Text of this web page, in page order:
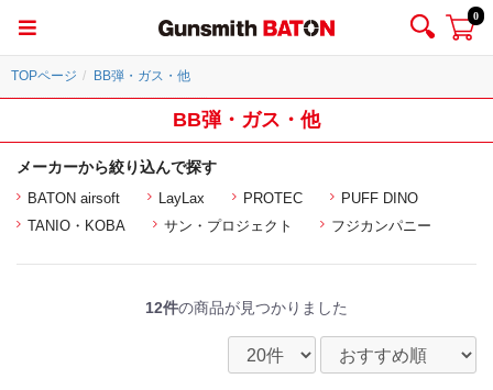
0
TOPページ BB弾・ガス・他
BB弾・ガス・他
メーカーから絞り込んで探す
BATON airsoft LayLax PROTEC
PUFF DINO
TANIO・KOBA
サン・プロジェクト フジカンパニー
12件の商品が見つかりました